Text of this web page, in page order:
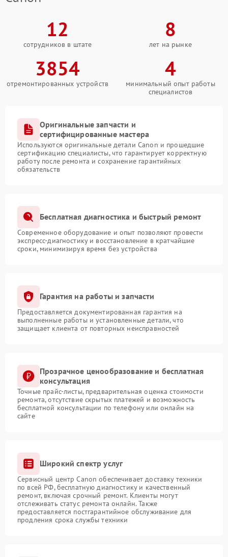
12
сотрудников в штате
8
лет на рынке
3854
отремонтированных устройств
4
минимальный опыт работы
специалистов
Оригинальные запчасти и
сертифицированные мастера
Используются оригинальные детали Canon и прошедшие
сертификацию специалисты, что гарантирует корректную
работу после ремонта и сохранение гарантийных
обязательств
Бесплатная диагностика и быстрый ремонт
Современное оборудование и опыт позволяют провести
экспресс-диагностику и восстановление в кратчайшие
сроки, минимизируя время без устройства
Гарантия на работы и запчасти
Предоставляется документированная гарантия на
выполненные работы и установленные детали, что
защищает клиента от повторных неисправностей
Прозрачное ценообразование и бесплатная
консультация
Точные прайс-листы, предварительная оценка стоимости
ремонта, отсутствие скрытых платежей и возможность
бесплатной консультации по телефону или онлайн на
сайте
Широкий спектр услуг
Сервисный центр Canon обеспечивает доставку техники
по всей РФ, бесплатную диагностику и качественный
ремонт, включая срочный ремонт. Клиенты могут
отслеживать статус ремонта онлайн. Также
предоставляется постгарантийное обслуживание для
продления срока службы техники